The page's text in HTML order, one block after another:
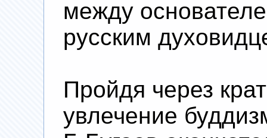
между
русским
Пройдя через
увлечение